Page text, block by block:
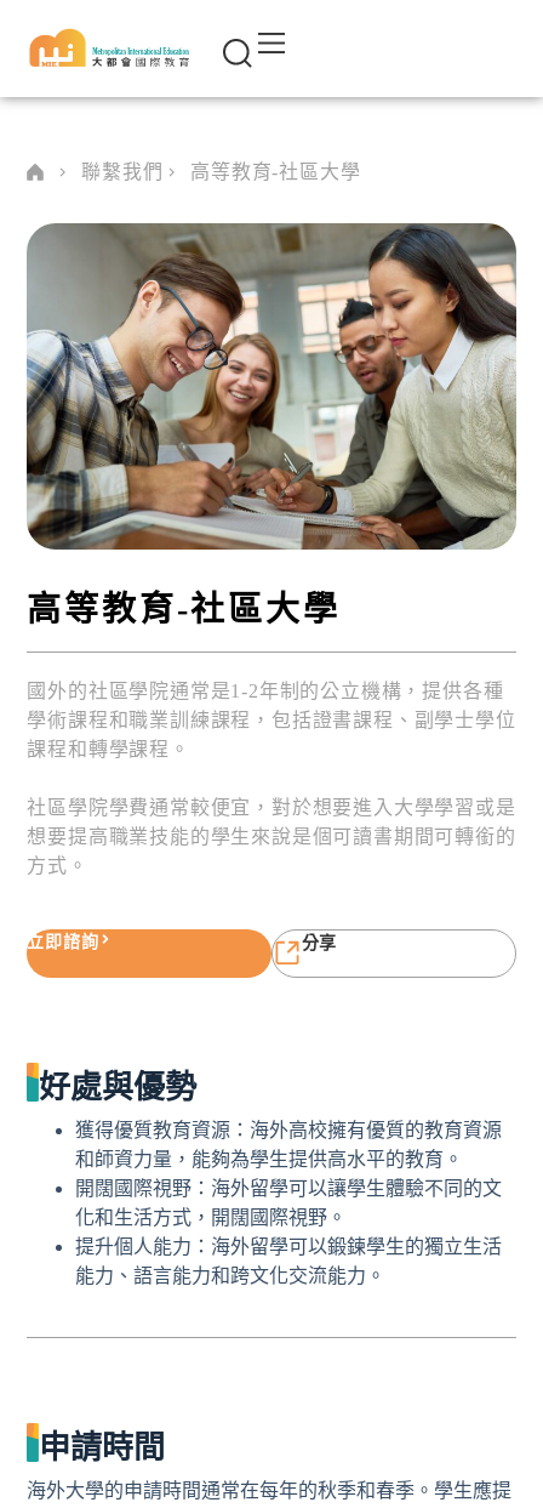
聯繫我們 高等教育-社區大學
高等教育-社區大學
國外的社區學院通常是1-2年制的公立機構，提供各種
學術課程和職業訓練課程，包括證書課程、副學士學位
課程和轉學課程。
社區學院學費通常較便宜，對於想要進入大學學習或是
想要提高職業技能的學生來說是個可讀書期間可轉銜的
方式。
立即諮詢 分享
好處與優勢
獲得優質教育資源：海外高校擁有優質的教育資源
和師資力量，能夠為學生提供高水平的教育。
開闊國際視野：海外留學可以讓學生體驗不同的文
化和生活方式，開闊國際視野。
提升個人能力：海外留學可以鍛鍊學生的獨立生活
能力、語言能力和跨文化交流能力。
申請時間
海外大學的申請時間通常在每年的秋季和春季。學生應提